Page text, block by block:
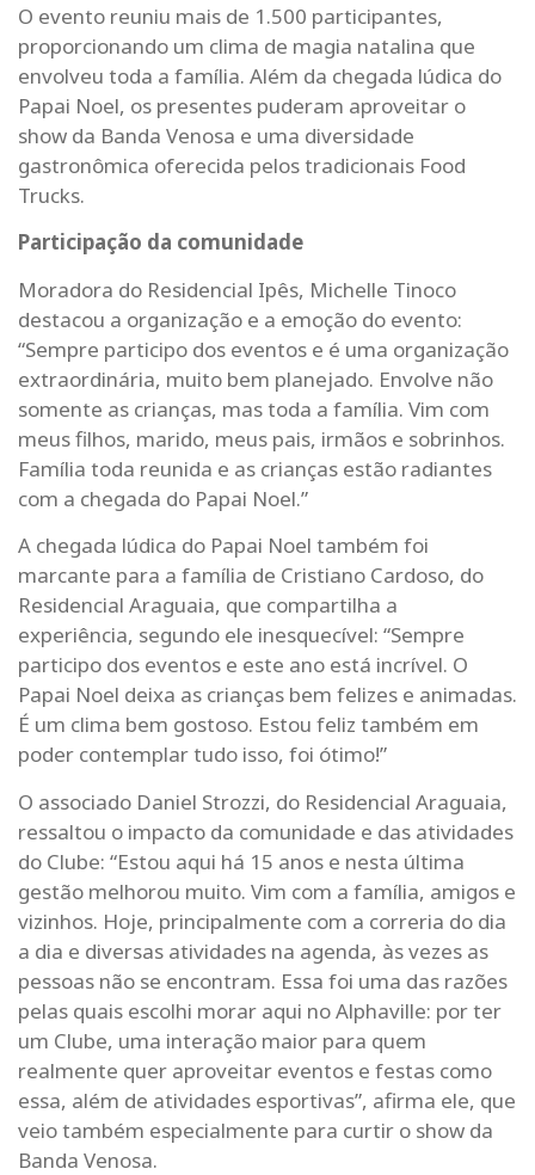
O evento reuniu mais de 1.500 participantes,
proporcionando um clima de magia natalina que
envolveu toda a família. Além da chegada lúdica do
Papai Noel, os presentes puderam aproveitar o
show da Banda Venosa e uma diversidade
gastronômica oferecida pelos tradicionais Food
Trucks.
Participação da comunidade
Moradora do Residencial Ipês, Michelle Tinoco
destacou a organização e a emoção do evento:
“Sempre participo dos eventos e é uma organização
extraordinária, muito bem planejado. Envolve não
somente as crianças, mas toda a família. Vim com
meus filhos, marido, meus pais, irmãos e sobrinhos.
Família toda reunida e as crianças estão radiantes
com a chegada do Papai Noel.”
A chegada lúdica do Papai Noel também foi
marcante para a família de Cristiano Cardoso, do
Residencial Araguaia, que compartilha a
experiência, segundo ele inesquecível: “Sempre
participo dos eventos e este ano está incrível. O
Papai Noel deixa as crianças bem felizes e animadas.
É um clima bem gostoso. Estou feliz também em
poder contemplar tudo isso, foi ótimo!”
O associado Daniel Strozzi, do Residencial Araguaia,
ressaltou o impacto da comunidade e das atividades
do Clube: “Estou aqui há 15 anos e nesta última
gestão melhorou muito. Vim com a família, amigos e
vizinhos. Hoje, principalmente com a correria do dia
a dia e diversas atividades na agenda, às vezes as
pessoas não se encontram. Essa foi uma das razões
pelas quais escolhi morar aqui no Alphaville: por ter
um Clube, uma interação maior para quem
realmente quer aproveitar eventos e festas como
essa, além de atividades esportivas”, afirma ele, que
veio também especialmente para curtir o show da
Banda Venosa.